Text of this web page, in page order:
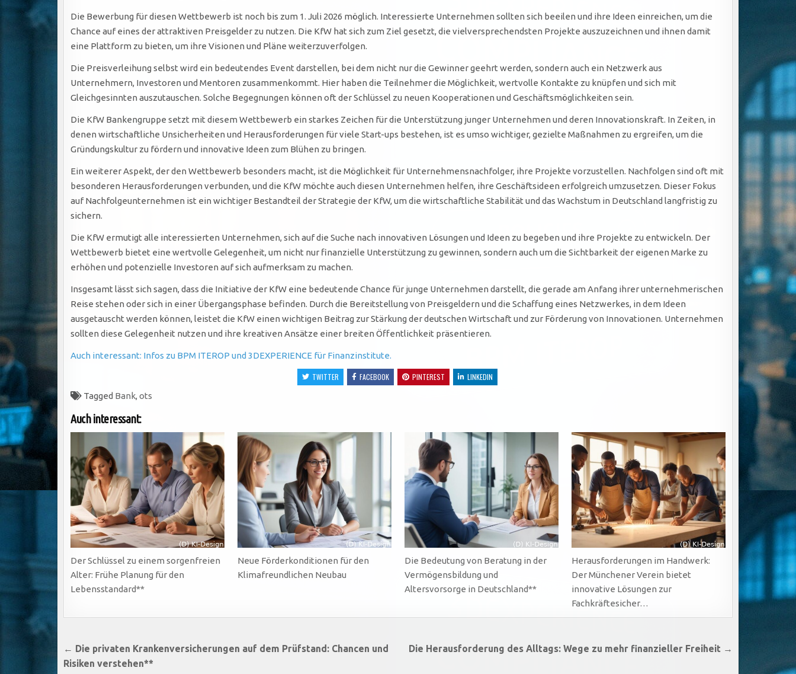
Die Bewerbung für diesen Wettbewerb ist noch bis zum 1. Juli 2026 möglich. Interessierte Unternehmen sollten sich beeilen und ihre Ideen einreichen, um die
Chance auf eines der attraktiven Preisgelder zu nutzen. Die KfW hat sich zum Ziel gesetzt, die vielversprechendsten Projekte auszuzeichnen und ihnen damit
eine Plattform zu bieten, um ihre Visionen und Pläne weiterzuverfolgen.
Die Preisverleihung selbst wird ein bedeutendes Event darstellen, bei dem nicht nur die Gewinner geehrt werden, sondern auch ein Netzwerk aus
Unternehmern, Investoren und Mentoren zusammenkommt. Hier haben die Teilnehmer die Möglichkeit, wertvolle Kontakte zu knüpfen und sich mit
Gleichgesinnten auszutauschen. Solche Begegnungen können oft der Schlüssel zu neuen Kooperationen und Geschäftsmöglichkeiten sein.
Die KfW Bankengruppe setzt mit diesem Wettbewerb ein starkes Zeichen für die Unterstützung junger Unternehmen und deren Innovationskraft. In Zeiten, in
denen wirtschaftliche Unsicherheiten und Herausforderungen für viele Start-ups bestehen, ist es umso wichtiger, gezielte Maßnahmen zu ergreifen, um die
Gründungskultur zu fördern und innovative Ideen zum Blühen zu bringen.
Ein weiterer Aspekt, der den Wettbewerb besonders macht, ist die Möglichkeit für Unternehmensnachfolger, ihre Projekte vorzustellen. Nachfolgen sind oft mit
besonderen Herausforderungen verbunden, und die KfW möchte auch diesen Unternehmen helfen, ihre Geschäftsideen erfolgreich umzusetzen. Dieser Fokus
auf Nachfolgeunternehmen ist ein wichtiger Bestandteil der Strategie der KfW, um die wirtschaftliche Stabilität und das Wachstum in Deutschland langfristig zu
sichern.
Die KfW ermutigt alle interessierten Unternehmen, sich auf die Suche nach innovativen Lösungen und Ideen zu begeben und ihre Projekte zu entwickeln. Der
Wettbewerb bietet eine wertvolle Gelegenheit, um nicht nur finanzielle Unterstützung zu gewinnen, sondern auch um die Sichtbarkeit der eigenen Marke zu
erhöhen und potenzielle Investoren auf sich aufmerksam zu machen.
Insgesamt lässt sich sagen, dass die Initiative der KfW eine bedeutende Chance für junge Unternehmen darstellt, die gerade am Anfang ihrer unternehmerischen
Reise stehen oder sich in einer Übergangsphase befinden. Durch die Bereitstellung von Preisgeldern und die Schaffung eines Netzwerkes, in dem Ideen
ausgetauscht werden können, leistet die KfW einen wichtigen Beitrag zur Stärkung der deutschen Wirtschaft und zur Förderung von Innovationen. Unternehmen
sollten diese Gelegenheit nutzen und ihre kreativen Ansätze einer breiten Öffentlichkeit präsentieren.
Auch interessant: Infos zu BPM ITEROP und 3DEXPERIENCE für Finanzinstitute.
TWITTER FACEBOOK PINTEREST
LINKEDIN
Tagged Bank, ots
Auch interessant:
Der Schlüssel zu einem sorgenfreien
Alter: Frühe Planung für den
Lebensstandard**
Neue Förderkonditionen für den
Klimafreundlichen Neubau
Die Bedeutung von Beratung in der
Vermögensbildung und
Altersvorsorge in Deutschland**
Herausforderungen im Handwerk:
Der Münchener Verein bietet
innovative Lösungen zur
Fachkräftesicher…
Beitragsnavigation Die Herausforderung des Alltags: Wege zu mehr finanzieller Freiheit →
← Die privaten Krankenversicherungen auf dem Prüfstand: Chancen und
Risiken verstehen**